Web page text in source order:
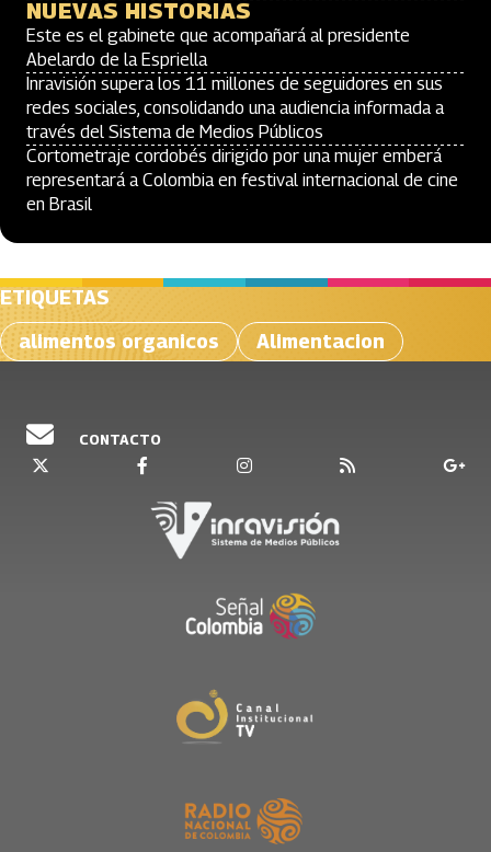
NUEVAS HISTORIAS
Este es el gabinete que acompañará al presidente
Abelardo de la Espriella
Inravisión supera los 11 millones de seguidores en sus
redes sociales, consolidando una audiencia informada a
través del Sistema de Medios Públicos
Cortometraje cordobés dirigido por una mujer emberá
representará a Colombia en festival internacional de cine
en Brasil
ETIQUETAS
alimentos organicos
Alimentacion
CONTACTO